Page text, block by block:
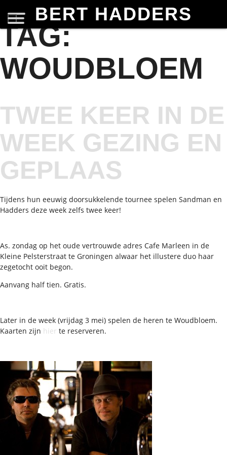
BERT HADDERS
TAG:
WOUDBLOEM
TWEE KEER IN DE
WEEK GEZING EN
GEPLAAS
Tijdens hun eeuwig doorsukkelende tournee spelen Sandman en
Hadders deze week zelfs twee keer!
As. zondag op het oude vertrouwde adres Cafe Marleen in de
Kleine Pelsterstraat te Groningen alwaar het illustere duo haar
zegetocht ooit begon.
Aanvang half tien. Gratis.
Later in de week (vrijdag 3 mei) spelen de heren te Woudbloem.
Kaarten zijn hier te reserveren.